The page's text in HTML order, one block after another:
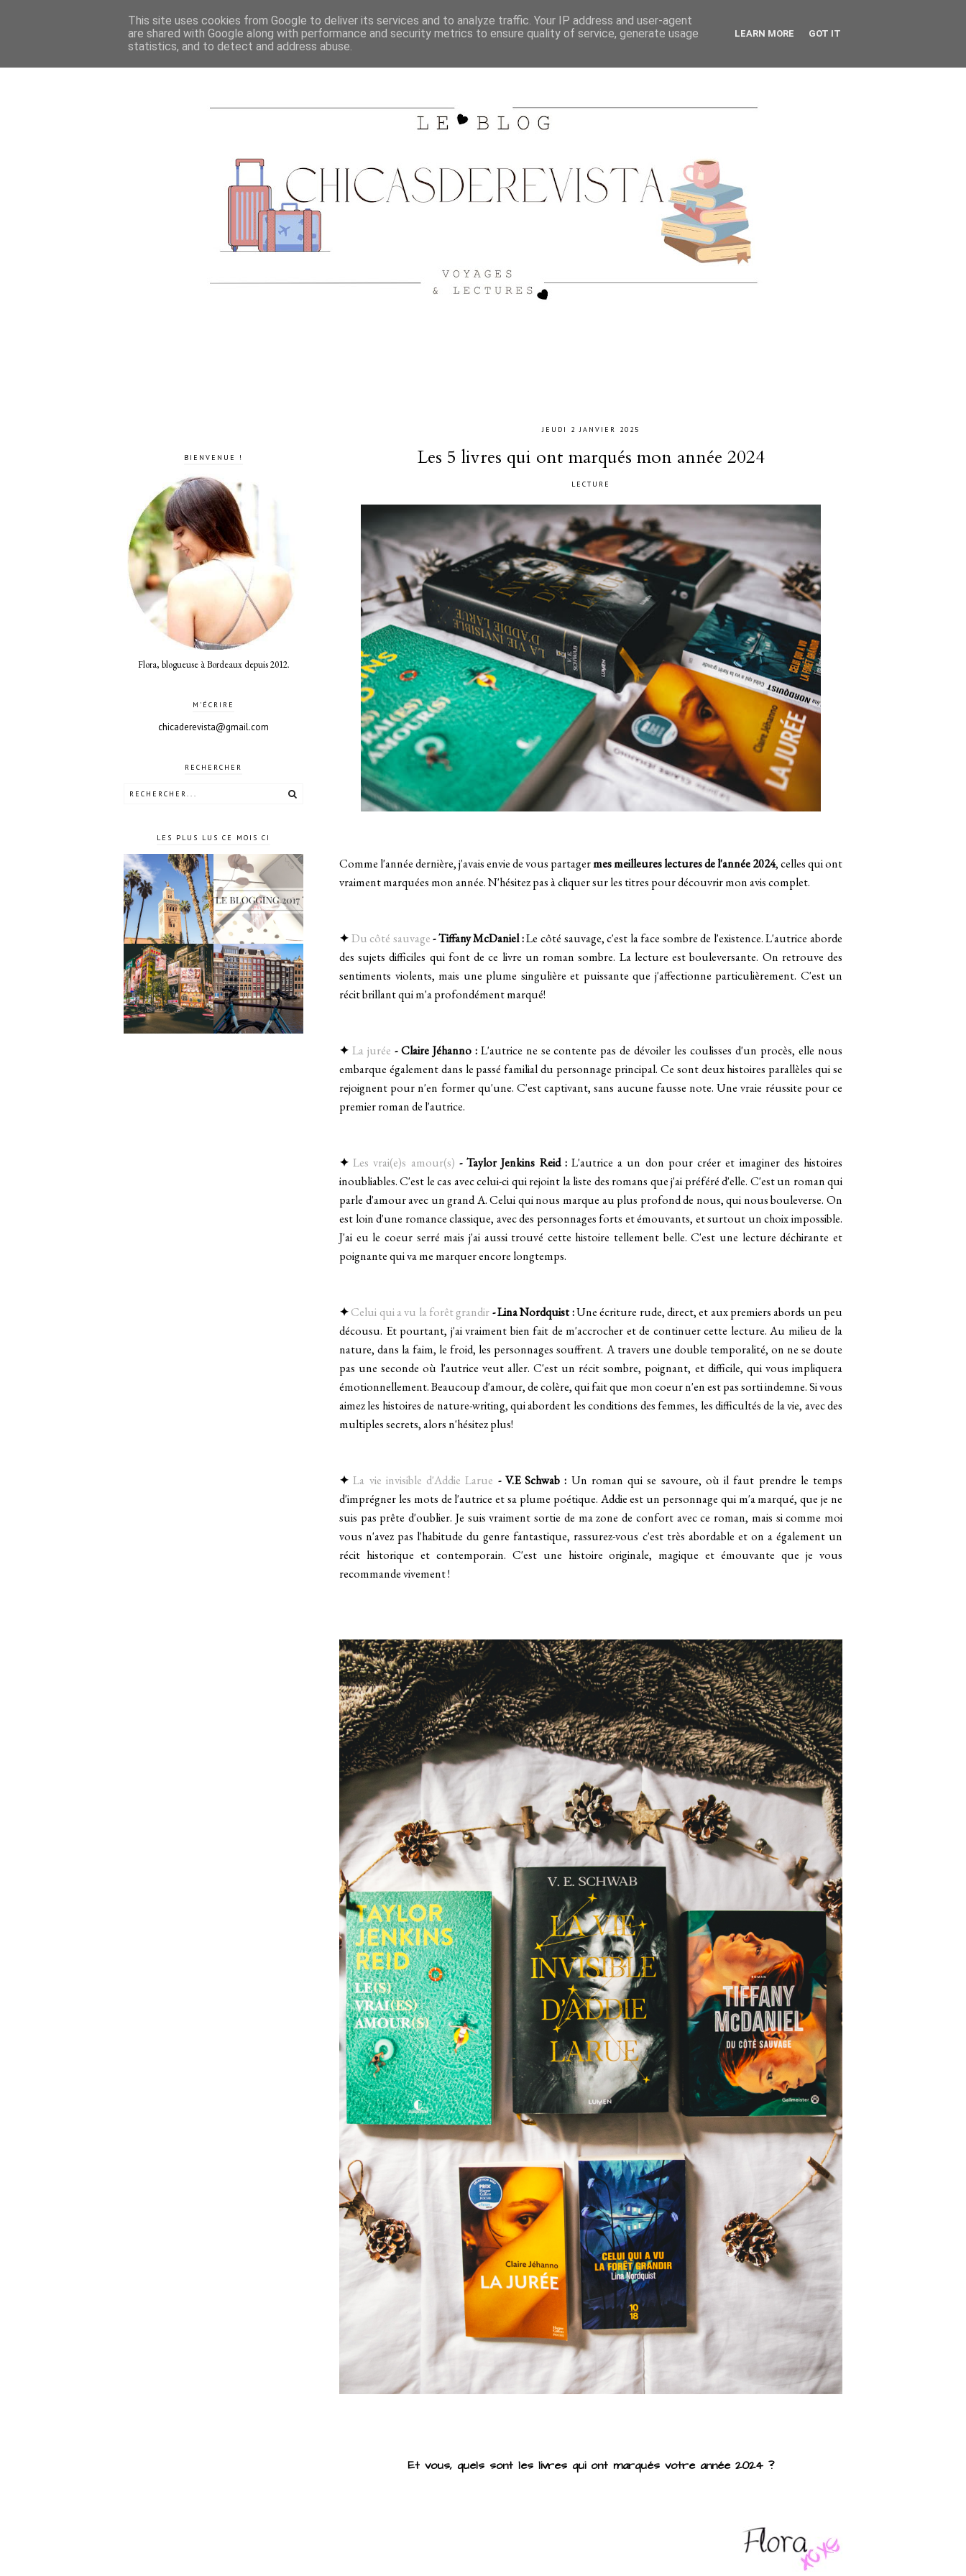
ACCUEIL A PROPOS SHOPPING CITY GUIDE BORDEAUX VOYAGES CATEGORIES
JEUDI 2 JANVIER 2025
Les 5 livres qui ont marqués mon année 2024
LECTURE
Comme l'année dernière, j'avais envie de vous partagermes meilleures lectures de l'année 2024, celles qui ont
vraiment marquées mon année. N'hésitez pas à cliquer sur les titres pour découvrir mon avis complet.
✦Du côté sauvage- Tiffany McDaniel :Le côté sauvage, c'est la face sombre de l'existence. L'autrice aborde
des sujets difficiles qui font de ce livre un roman sombre. La lecture est bouleversante. On retrouve des
sentiments violents, mais une plume singulière et puissante que j'affectionne particulièrement. C'est un
récit brillant qui m'a profondément marqué!
✦ La jurée - Claire Jéhanno : L'autrice ne se contente pas de dévoiler les coulisses d'un procès, elle nous
embarque également dans le passé familial du personnage principal. Ce sont deux histoires parallèles qui se
rejoignent pour n'en former qu'une. C'est captivant, sans aucune fausse note. Une vraie réussite pour ce
premier roman de l'autrice.
✦ Les vrai(e)s amour(s) - Taylor Jenkins Reid :L'autrice a un don pour créer et imaginer des histoires
inoubliables. C'est le cas avec celui-ci qui rejoint la liste des romans que j'ai préféré d'elle. C'est un roman qui
parle d'amour avec un grand A. Celui qui nous marque au plus profond de nous, qui nous bouleverse. On
est loin d'une romance classique, avec des personnages forts et émouvants, et surtout un choix impossible.
J'ai eu le coeur serré mais j'ai aussi trouvé cette histoire tellement belle. C'est une lecture déchirante et
poignante qui va me marquer encore longtemps.
✦Celui qui a vu la forêt grandir- Lina Nordquist :Une écriture rude, direct, et aux premiers abords un peu
décousu. Et pourtant, j'ai vraiment bien fait de m'accrocher et de continuer cette lecture. Au milieu de la
nature, dans la faim, le froid, les personnages souffrent. A travers une double temporalité, on ne se doute
pas une seconde où l'autrice veut aller. C'est un récit sombre, poignant, et difficile, qui vous impliquera
émotionnellement. Beaucoup d'amour, de colère, qui fait que mon coeur n'en est pas sorti indemne. Si vous
aimez les histoires de nature-writing, qui abordent les conditions des femmes, les difficultés de la vie, avec des
multiples secrets, alors n'hésitez plus!
✦ La vie invisible d'Addie Larue - V.E Schwab : Un roman qui se savoure, où il faut prendre le temps
d'imprégner les mots de l'autrice et sa plume poétique. Addie est un personnage qui m'a marqué, que je ne
suis pas prête d'oublier. Je suis vraiment sortie de ma zone de confort avec ce roman, mais si comme moi
vous n'avez pas l'habitude du genre fantastique, rassurez-vous c'est très abordable et on a également un
récit historique et contemporain. C'est une histoire originale, magique et émouvante que je vous
recommande vivement !
Et vous, quels sont les livres qui ont marqués votre année 2024 ?
BIENVENUE !
Flora, blogueuse à Bordeaux depuis 2012.
M'ÉCRIRE
chicaderevista@gmail.com
RECHERCHER
LES PLUS LUS CE MOIS CI
4 jours à
Marrakech
Le blogging
2017 ?
10 jours à
Tokyo au
Japon
4 jours à
Amsterdam
This site uses cookies from Google to deliver its services and to analyze traffic. Your IP address and user-agent
are shared with Google along with performance and security metrics to ensure quality of service, generate usage
statistics, and to detect and address abuse.
LEARN MORE GOT IT